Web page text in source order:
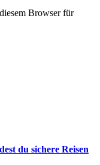
Browser für
du sichere Reisen